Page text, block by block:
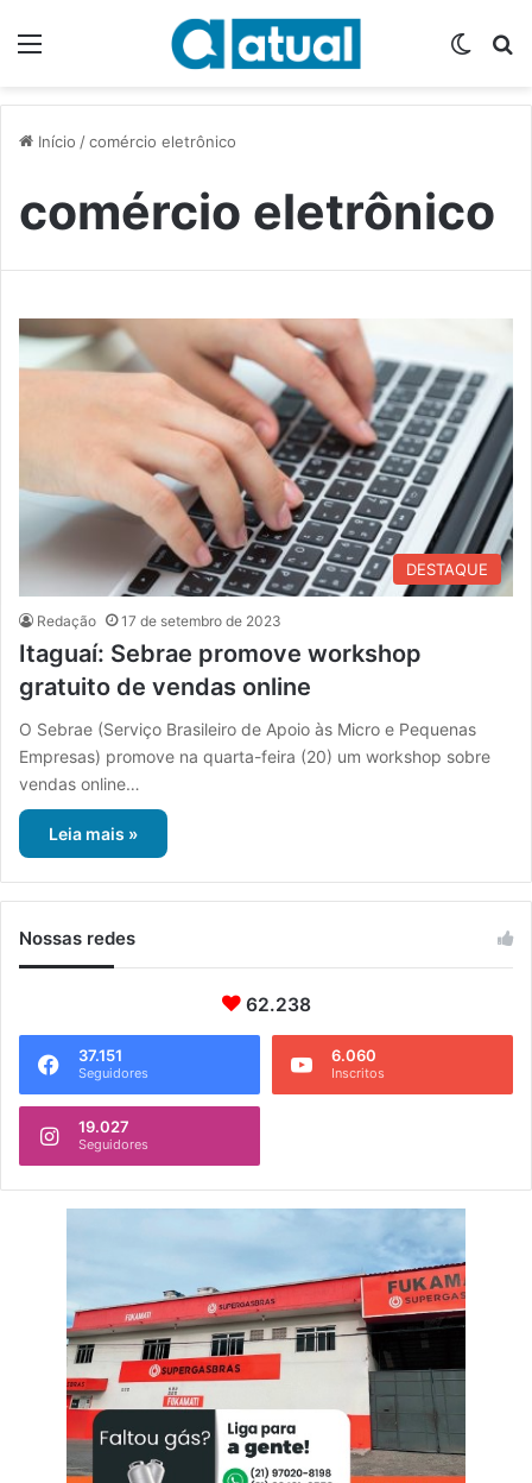
Início /comércio eletrônico
comércio eletrônico
DESTAQUE
Redação 17 de setembro de 2023
Itaguaí: Sebrae promove workshop
gratuito de vendas online
O Sebrae (Serviço Brasileiro de Apoio às Micro e Pequenas
Empresas) promove na quarta-feira (20) um workshop sobre
vendas online…
Leia mais »
Nossas redes
62.238
37.151
Seguidores
6.060
Inscritos
19.027
Seguidores